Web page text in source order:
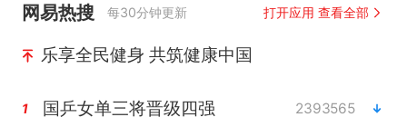
网易热搜 每30分钟更新 打开应用 查看全部
乐享全民健身 共筑健康中国
1 国乒女单三将晋级四强 2393565